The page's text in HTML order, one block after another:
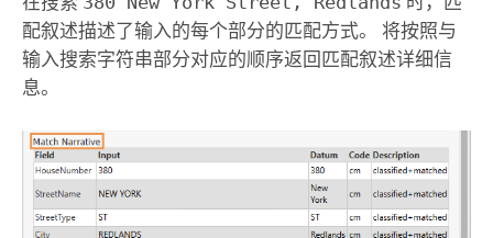
配叙述描述了输入的每个部分的匹配方式。 将按照与
输入搜索字符串部分对应的顺序返回匹配叙述详细信
息。